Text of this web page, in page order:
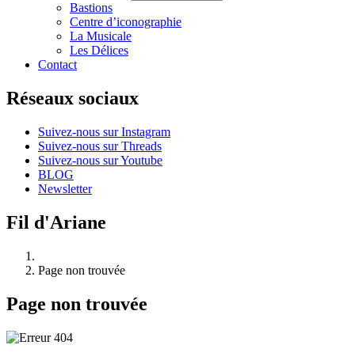
Bastions
Centre d’iconographie
La Musicale
Les Délices
Contact
Réseaux sociaux
Suivez-nous sur Instagram
Suivez-nous sur Threads
Suivez-nous sur Youtube
BLOG
Newsletter
Fil d'Ariane
Page non trouvée
Page non trouvée